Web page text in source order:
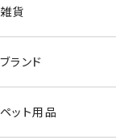
雑貨
ブランド
ペット用品